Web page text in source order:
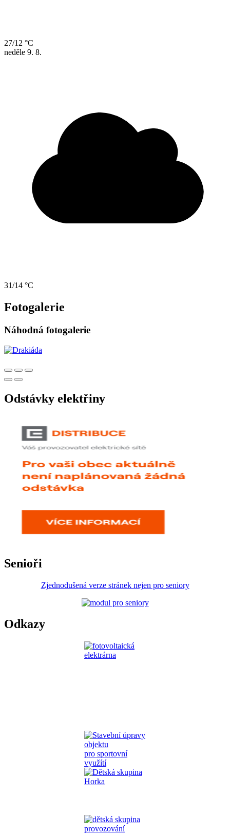
27/12 °C
neděle 9. 8.
31/14 °C
Fotogalerie
Náhodná fotogalerie
Odstávky elektřiny
Senioři
Zjednodušená verze stránek nejen pro seniory
Odkazy